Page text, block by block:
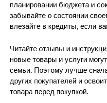
планировании бюджета и
забывайте о состоянии
влезайте в кредиты, если
Читайте отзывы и
новые товары и услуги
семьи. Поэтому лучше
других покупателей и
товара перед покупкой.